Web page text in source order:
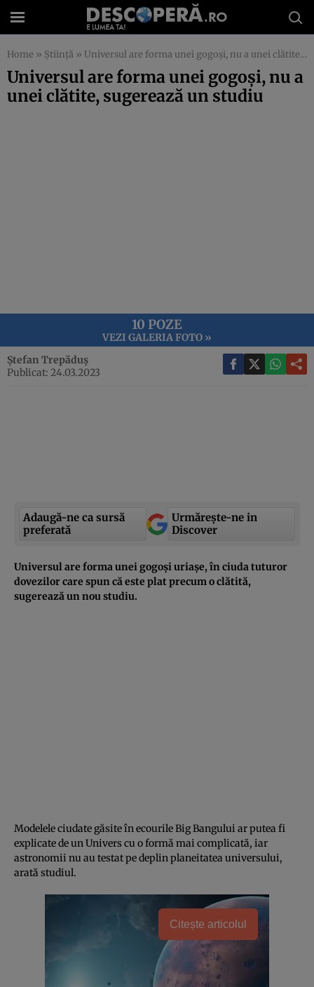
Home » Știință » Universul are forma unei gogoși, nu a unei clătite, sugerează un studiu
Universul are forma unei gogoși, nu a
unei clătite, sugerează un studiu
10 POZE
VEZI GALERIA FOTO »
Ștefan Trepăduș
Publicat: 24.03.2023
Adaugă-ne ca sursă
preferată
Urmărește-ne in
Discover
Universul are forma unei gogoși uriașe, în ciuda tuturor
dovezilor care spun că este plat precum o clătită,
sugerează un nou studiu.
Modelele ciudate găsite în ecourile Big Bangului ar putea fi
explicate de un Univers cu o formă mai complicată, iar
astronomii nu au testat pe deplin planeitatea universului,
arată studiul.
Citește articolul